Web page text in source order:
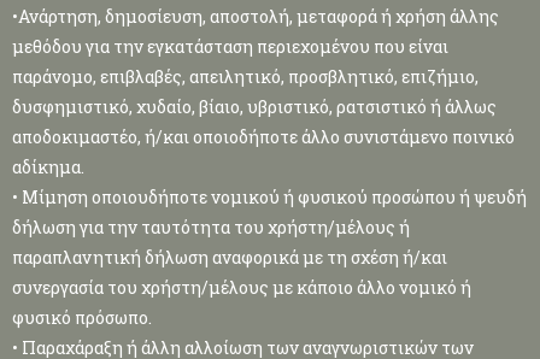
•Ανάρτηση, δημοσίευση, αποστολή, μεταφορά ή χρήση άλλης
μεθόδου για την εγκατάσταση περιεχομένου που είναι
παράνομο, επιβλαβές, απειλητικό, προσβλητικό, επιζήμιο,
δυσφημιστικό, χυδαίο, βίαιο, υβριστικό, ρατσιστικό ή άλλως
αποδοκιμαστέο, ή/και οποιοδήποτε άλλο συνιστάμενο ποινικό
αδίκημα.
• Μίμηση οποιουδήποτε νομικού ή φυσικού προσώπου ή ψευδή
δήλωση για την ταυτότητα του χρήστη/μέλους ή
παραπλανητική δήλωση αναφορικά με τη σχέση ή/και
συνεργασία του χρήστη/μέλους με κάποιο άλλο νομικό ή
φυσικό πρόσωπο.
• Παραχάραξη ή άλλη αλλοίωση των αναγνωριστικών των